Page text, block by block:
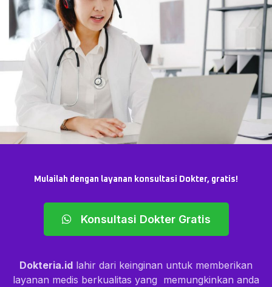
Mulailah dengan layanan konsultasi Dokter, gratis!
Konsultasi Dokter Gratis
Dokteria.id lahir dari keinginan untuk memberikan
layanan medis berkualitas yang memungkinkan anda